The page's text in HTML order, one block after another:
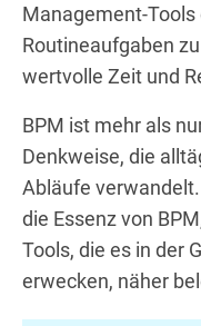
Management-
Routineaufgaben
wertvolle Zeit und
BPM ist mehr als
Denkweise, die
Abläufe
die Essenz von
Tools, die es in der
erwecken, näher